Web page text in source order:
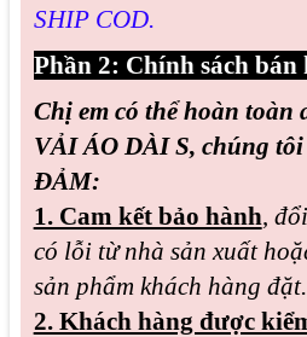
SHIP COD.
Phần 2: Chính sách bán
Chị em có thể hoàn toàn
VẢI ÁO DÀI S, chúng
ĐẢM:
1. Cam kết bảo hành,
có lỗi từ nhà sản xuất
sản phẩm khách hàng đặt.
2. Khách hàng được